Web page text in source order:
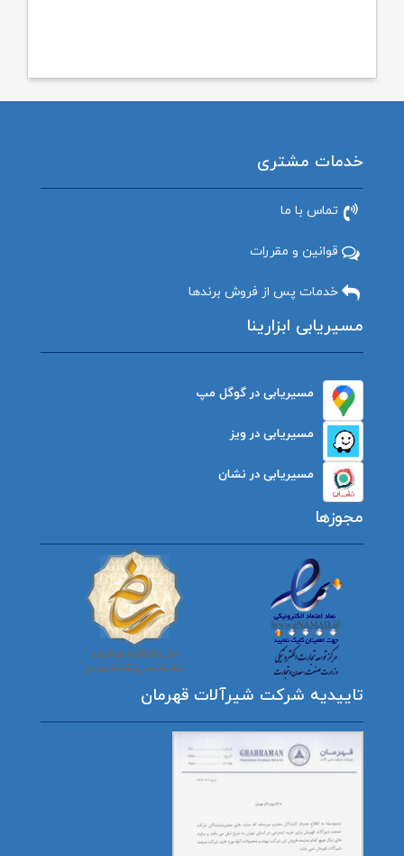
خدمات مشتری
تماس با ما
قوانین و مقررات
خدمات پس از فروش برندها
مسیریابی ابزارینا
مسیریابی در گوگل مپ
مسیریابی در ویز
مسیریابی در نشان
مجوزها
تاییدیه شرکت شیرآلات قهرمان